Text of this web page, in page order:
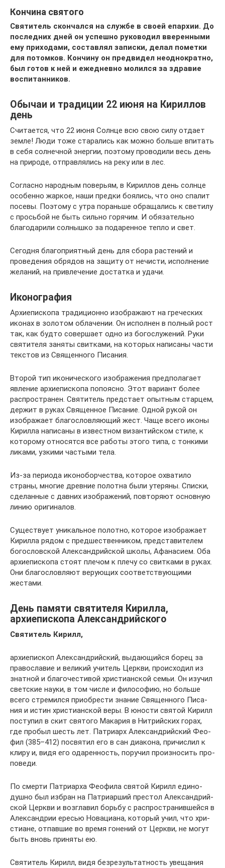
Кончина святого
Святитель скончался на службе в своей епархии. До
последних дней он успешно руководил вверенными
ему приходами, составлял записки, делал пометки
для потомков. Кончину он предвидел неоднократно,
был готов к ней и ежедневно молился за здравие
воспитанников.
Обычаи и традиции 22 июня на Кириллов
день
Считается, что 22 июня Солнце всю свою силу отдает
земле! Люди тоже старались как можно больше впитать
в себя солнечной энергии, поэтому проводили весь день
на природе, отправлялись на реку или в лес.
Согласно народным поверьям, в Кириллов день солнце
особенно жаркое, наши предки боялись, что оно спалит
посевы. Поэтому с утра пораньше обращались к светилу
с просьбой не быть сильно горячим. И обязательно
благодарили солнышко за подаренное тепло и свет.
Сегодня благоприятный день для сбора растений и
проведения обрядов на защиту от нечисти, исполнение
желаний, на привлечение достатка и удачи.
Иконография
Архиепископа традиционно изображают на греческих
иконах в золотом облачении. Он исполнен в полный рост
так, как будто совершает одно из богослужений. Руки
святителя заняты свитками, на которых написаны части
текстов из Священного Писания.
Второй тип иконического изображения предполагает
явление архиепископа попоясно. Этот вариант более
распространен. Святитель предстает опытным старцем,
держит в руках Священное Писание. Одной рукой он
изображает благословляющий жест. Чаще всего иконы
Кирилла написаны в известном византийском стиле, к
которому относятся все работы этого типа, с тонкими
ликами, узкими частыми тела.
Из-за периода иконоборчества, которое охватило
страны, многие древние полотна были утеряны. Списки,
сделанные с давних изображений, повторяют основную
линию оригиналов.
Существует уникальное полотно, которое изображает
Кирилла рядом с предшественником, представителем
богословской Александрийской школы, Афанасием. Оба
архиепископа стоят плечом к плечу со свитками в руках.
Они благословляют верующих соответствующими
жестами.
День памяти святителя Кирилла,
архиепископа Александрийского
Свя­ти­тель Ки­рилл,
ар­хи­епи­скоп Алек­сан­дрий­ский, вы­да­ю­щий­ся бо­рец за
пра­во­сла­вие и ве­ли­кий учи­тель Церк­ви, про­ис­хо­дил из
знат­ной и бла­го­че­сти­вой хри­сти­ан­ской се­мьи. Он изу­чил
свет­ские на­у­ки, в том чис­ле и фило­со­фию, но боль­ше
все­го стре­мил­ся при­об­ре­сти зна­ние Свя­щен­но­го Пи­са­
ния и ис­тин хри­сти­ан­ской ве­ры. В юно­сти свя­той Ки­рилл
по­сту­пил в скит свя­то­го Ма­ка­рия в Нит­рий­ских го­рах,
где про­был шесть лет. Пат­ри­арх Алек­сан­дрий­ский Фе­о­
фил (385–412) по­свя­тил его в сан диа­ко­на, при­чис­лил к
кли­ру и, ви­дя его ода­рен­ность, по­ру­чил про­из­но­сить про­
по­ве­ди.
По смер­ти Пат­ри­ар­ха Фе­о­фи­ла свя­той Ки­рилл еди­но­
душ­но был из­бран на Пат­ри­ар­ший пре­стол Алек­сан­дрий­
ской Церк­ви и воз­гла­вил борь­бу с рас­про­стра­нив­шей­ся в
Алек­сан­дрии ере­сью Но­ва­ци­а­на, ко­то­рый учил, что хри­
сти­ане, от­пав­шие во вре­мя го­не­ний от Церк­ви, не мо­гут
быть вновь при­ня­ты ею.
Свя­ти­тель Ки­рилл, ви­дя без­ре­зуль­тат­ность уве­ща­ния